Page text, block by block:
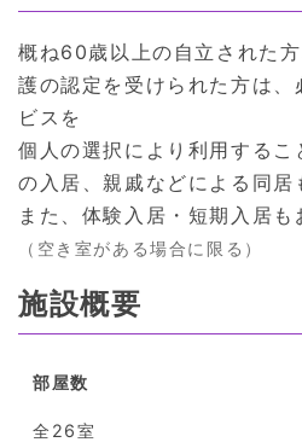
概ね60歳以上の自立された
護の認定を受けられた方は、
ビスを
個人の選択により利用する
の入居、親戚などによる同居
また、体験入居・短期入居も
（空き室がある場合に限る）
施設概要
部屋数
全26室